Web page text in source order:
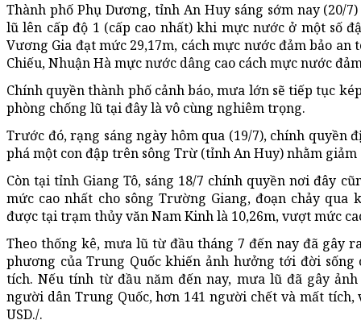
Thành phố Phụ Dương, tỉnh An Huy sáng sớm nay (20/
lũ lên cấp độ 1 (cấp cao nhất) khi mực nước ở một số
Vương Gia đạt mức 29,17m, cách mực nước đảm bảo
Chiếu, Nhuận Hà mực nước dâng cao cách mực nước
Chính quyền thành phố cảnh báo, mưa lớn sẽ tiếp tục
phòng chống lũ tại đây là vô cùng nghiêm trọng.
Trước đó, rạng sáng ngày hôm qua (19/7), chính quyền
phá một con đập trên sông Trừ (tỉnh An Huy) nhằm
Còn tại tỉnh Giang Tô, sáng 18/7 chính quyền nơi đây
mức cao nhất cho sông Trường Giang, đoạn chảy
được tại trạm thủy văn Nam Kinh là 10,26m, vượt mức
Theo thống kê, mưa lũ từ đầu tháng 7 đến nay đã gây
phương của Trung Quốc khiến ảnh hưởng tới đời
tích. Nếu tính từ đầu năm đến nay, mưa lũ đã gây
người dân Trung Quốc, hơn 141 người chết và mất
USD./.